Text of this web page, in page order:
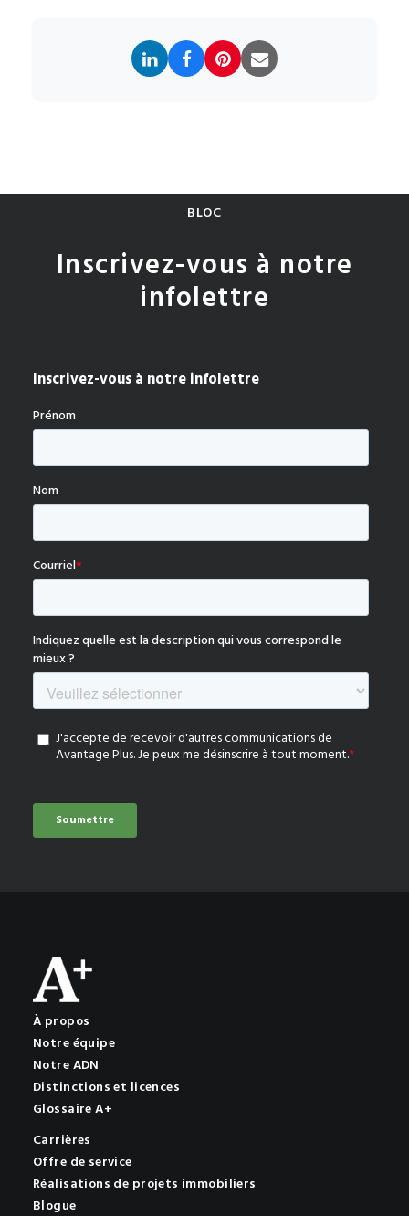
BLOC
Inscrivez-vous à notre
infolettre
À propos
Notre équipe
Notre ADN
Distinctions et licences
Glossaire A+
Carrières
Offre de service
Réalisations de projets immobiliers
Blogue